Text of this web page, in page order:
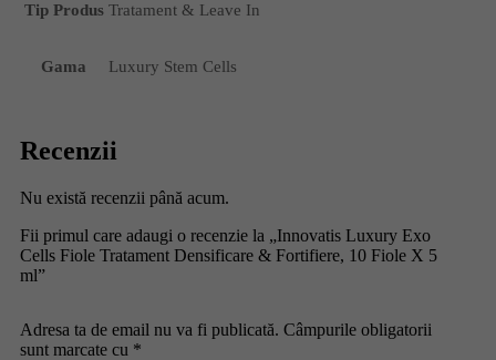
Tip Produs Tratament & Leave In
Gama Luxury Stem Cells
Recenzii
Nu există recenzii până acum.
Fii primul care adaugi o recenzie la „Innovatis Luxury Exo
Cells Fiole Tratament Densificare & Fortifiere, 10 Fiole X 5
ml”
Adresa ta de email nu va fi publicată. Câmpurile obligatorii
sunt marcate cu *